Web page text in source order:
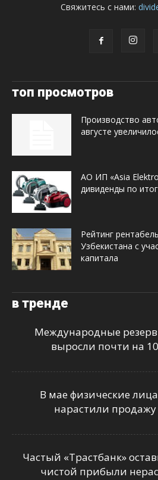
Свяжитесь с нами:
топ просмотров
Производство
августе
АО ИП «Asia
дивиденды по
Рейтинг
Узбекистана с
капитала
в тренде
Международные
выросли почти на
В мае физические
нарастили
Частый «Трастбанк»
чистой прибыли